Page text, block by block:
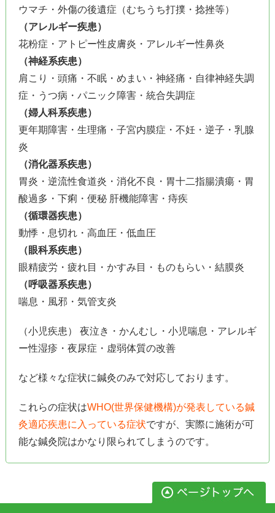
ウマチ・外傷の後遺症（むちうち打撲・捻挫等）
（アレルギー疾患）
花粉症・アトピー性皮膚炎・アレルギー性鼻炎
（神経系疾患）
肩こり・頭痛・不眠・めまい・神経痛・自律神経失調
症・うつ病・パニック障害・統合失調症
（婦人科系疾患）
更年期障害・生理痛・子宮内膜症・不妊・逆子・乳腺
炎
（消化器系疾患）
胃炎・逆流性食道炎・消化不良・胃十二指腸潰瘍・胃
酸過多・下痢・便秘 肝機能障害・痔疾
（循環器疾患）
動悸・息切れ・高血圧・低血圧
（眼科系疾患）
眼精疲労・疲れ目・かすみ目・ものもらい・結膜炎
（呼吸器系疾患）
喘息・風邪・気管支炎
（小児疾患） 夜泣き・かんむし・小児喘息・アレルギ
ー性湿疹・夜尿症・虚弱体質の改善
など様々な症状に鍼灸のみで対応しております。
これらの症状はWHO(世界保健機構)が発表している鍼
灸適応疾患に入っている症状ですが、実際に施術が可
能な鍼灸院はかなり限られてしまうのです。